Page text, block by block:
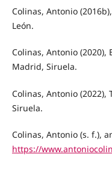
Colinas, Antonio
León.
Colinas, Antonio (2020),
Madrid, Siruela.
Colinas, Antonio
Siruela.
Colinas, Antonio (s. f.),
https://